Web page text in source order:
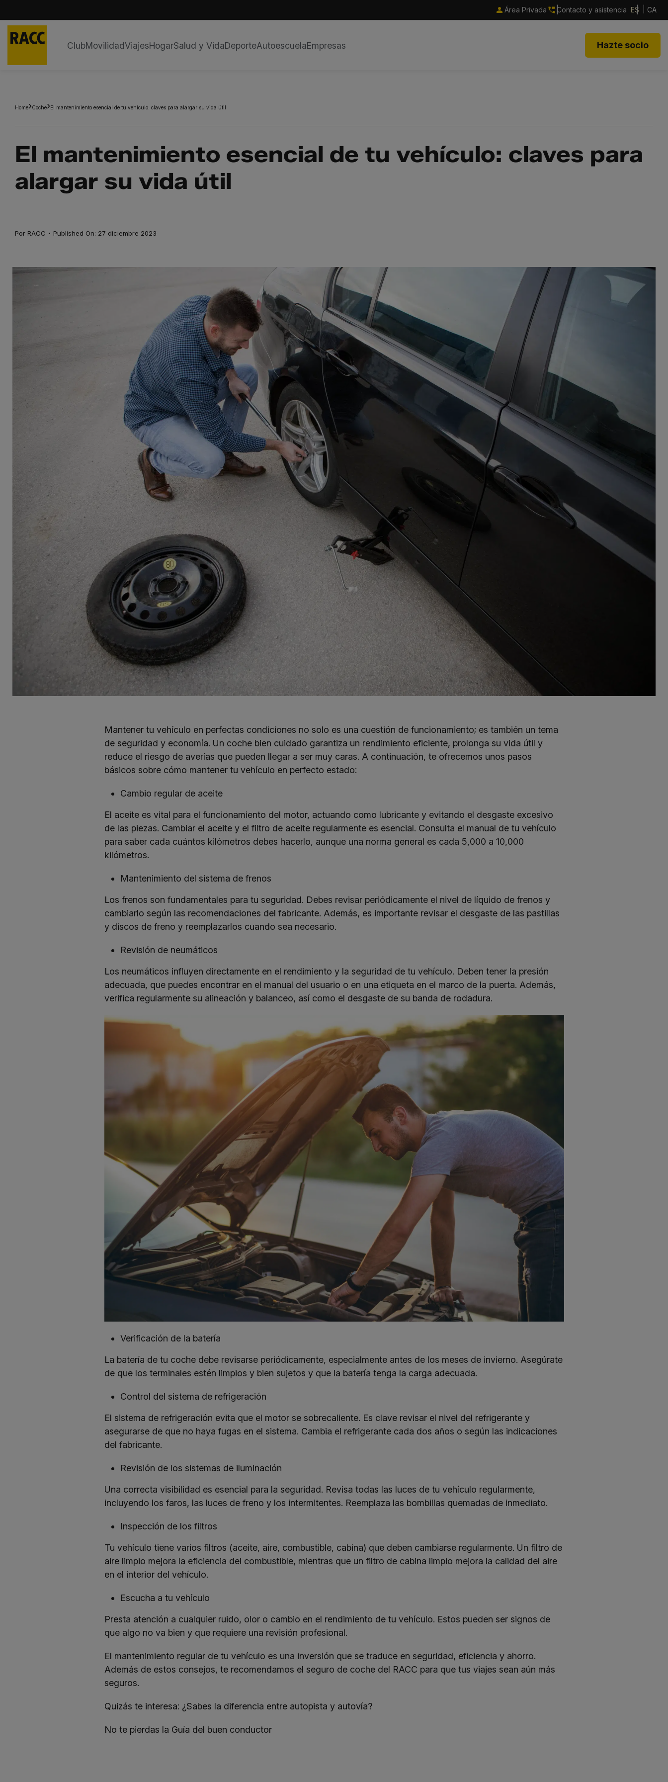
Área Privada Contacto y asistencia ES CA
ClubMovilidadViajesHogarSalud y VidaDeporteAutoescuelaEmpresas Hazte socio
contenido
Home Coche El mantenimiento esencial de tu vehículo: claves para alargar su vida útil
El mantenimiento esencial de tu vehículo: claves para
alargar su vida útil
Por RACC · Published On: 27 diciembre 2023
Mantener tu vehículo en perfectas condiciones no solo es una cuestión de funcionamiento; es también un tema
de seguridad y economía. Un coche bien cuidado garantiza un rendimiento eficiente, prolonga su vida útil y
reduce el riesgo de averías que pueden llegar a ser muy caras. A continuación, te ofrecemos unos pasos
básicos sobre cómo mantener tu vehículo en perfecto estado:
Cambio regular de aceite
El aceite es vital para el funcionamiento del motor, actuando como lubricante y evitando el desgaste excesivo
de las piezas. Cambiar el aceite y el filtro de aceite regularmente es esencial. Consulta el manual de tu vehículo
para saber cada cuántos kilómetros debes hacerlo, aunque una norma general es cada 5,000 a 10,000
kilómetros.
Mantenimiento del sistema de frenos
Los frenos son fundamentales para tu seguridad. Debes revisar periódicamente el nivel de líquido de frenos y
cambiarlo según las recomendaciones del fabricante. Además, es importante revisar el desgaste de las pastillas
y discos de freno y reemplazarlos cuando sea necesario.
Revisión de neumáticos
Los neumáticos influyen directamente en el rendimiento y la seguridad de tu vehículo. Deben tener la presión
adecuada, que puedes encontrar en el manual del usuario o en una etiqueta en el marco de la puerta. Además,
verifica regularmente su alineación y balanceo, así como el desgaste de su banda de rodadura.
Verificación de la batería
La batería de tu coche debe revisarse periódicamente, especialmente antes de los meses de invierno. Asegúrate
de que los terminales estén limpios y bien sujetos y que la batería tenga la carga adecuada.
Control del sistema de refrigeración
El sistema de refrigeración evita que el motor se sobrecaliente. Es clave revisar el nivel del refrigerante y
asegurarse de que no haya fugas en el sistema. Cambia el refrigerante cada dos años o según las indicaciones
del fabricante.
Revisión de los sistemas de iluminación
Una correcta visibilidad es esencial para la seguridad. Revisa todas las luces de tu vehículo regularmente,
incluyendo los faros, las luces de freno y los intermitentes. Reemplaza las bombillas quemadas de inmediato.
Inspección de los filtros
Tu vehículo tiene varios filtros (aceite, aire, combustible, cabina) que deben cambiarse regularmente. Un filtro de
aire limpio mejora la eficiencia del combustible, mientras que un filtro de cabina limpio mejora la calidad del aire
en el interior del vehículo.
Escucha a tu vehículo
Presta atención a cualquier ruido, olor o cambio en el rendimiento de tu vehículo. Estos pueden ser signos de
que algo no va bien y que requiere una revisión profesional.
El mantenimiento regular de tu vehículo es una inversión que se traduce en seguridad, eficiencia y ahorro.
Además de estos consejos, te recomendamos el seguro de cochedel RACC para que tus viajes sean aún más
seguros.
Quizás te interesa: ¿Sabes la diferencia entre autopista y autovía?
No te pierdas la Guía del buen conductor